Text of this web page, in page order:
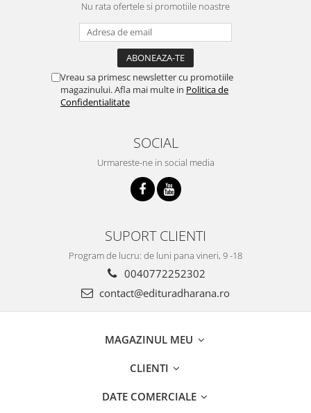
Nu rata ofertele si promotiile noastre
Vreau sa primesc newsletter cu promotiile
magazinului. Afla mai multe in Politica de
Confidentialitate
SOCIAL
Urmareste-ne in social media
SUPORT CLIENTI
Program de lucru: de luni pana vineri, 9 -18
0040772252302
contact@edituradharana.ro
MAGAZINUL MEU
CLIENTI
DATE COMERCIALE